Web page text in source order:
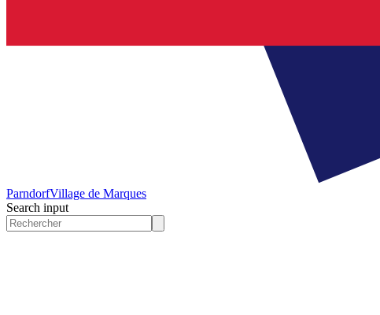
ParndorfVillage de Marques
Search input